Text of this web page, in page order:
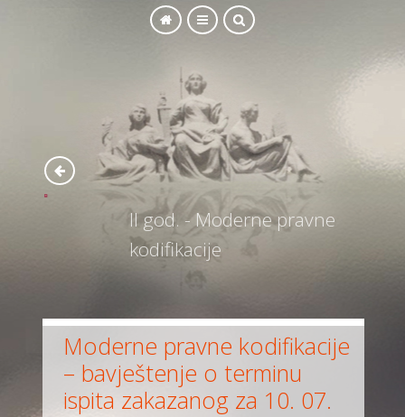
II god. - Moderne pravne
kodifikacije
Moderne pravne kodifikacije
– bavještenje o terminu
ispita zakazanog za 10. 07.